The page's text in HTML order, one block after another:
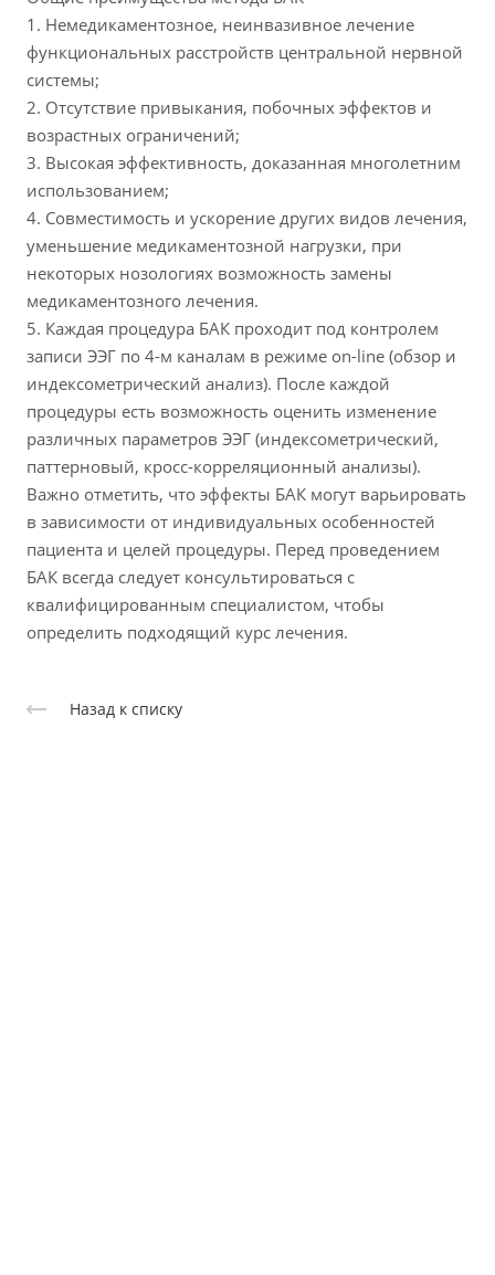
1. Немедикаментозное, неинвазивное лечение
функциональных расстройств центральной нервной
системы;
2. Отсутствие привыкания, побочных эффектов и
возрастных ограничений;
3. Высокая эффективность, доказанная многолетним
использованием;
4. Совместимость и ускорение других видов лечения,
уменьшение медикаментозной нагрузки, при
некоторых нозологиях возможность замены
медикаментозного лечения.
5. Каждая процедура БАК проходит под контролем
записи ЭЭГ по 4-м каналам в режиме on-line (обзор и
индексометрический анализ). После каждой
процедуры есть возможность оценить изменение
различных параметров ЭЭГ (индексометрический,
паттерновый, кросс-корреляционный анализы).
Важно отметить, что эффекты БАК могут варьировать
в зависимости от индивидуальных особенностей
пациента и целей процедуры. Перед проведением
БАК всегда следует консультироваться с
квалифицированным специалистом, чтобы
определить подходящий курс лечения.
Назад к списку